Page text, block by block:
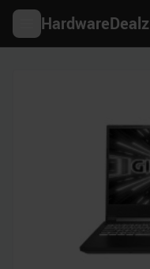
HardwareDealz